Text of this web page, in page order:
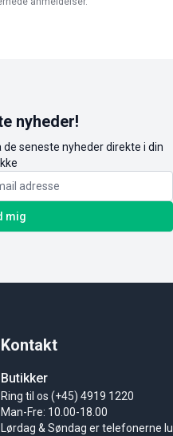
nyheder!
seneste nyheder direkte i din
mig
Kontakt
Butikker
Ring til os (+45) 4919 1220
Man-Fre: 10.00-18.00
Lørdag & Søndag er telefonerne